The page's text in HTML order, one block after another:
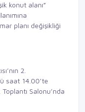
konut alanı”
planı değişikliği
2.
saat 14.00’te
Salonu’nda